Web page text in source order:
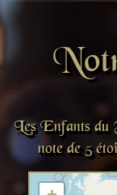
Les Enfants du
note de 5